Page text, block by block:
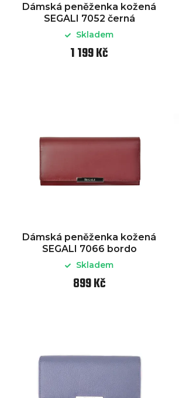
Dámská peněženka kožená
SEGALI 7052 černá
Skladem
1 199 Kč
Dámská peněženka kožená
SEGALI 7066 bordo
Skladem
899 Kč